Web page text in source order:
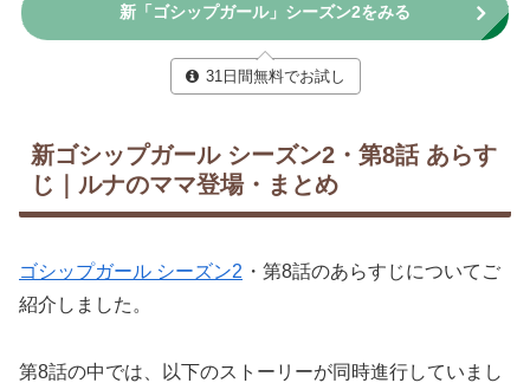
新「ゴシップガール」シーズン2をみる
31日間無料でお試し
新ゴシップガール シーズン2・第8話 あらす
じ｜ルナのママ登場・まとめ
ゴシップガール シーズン2 ・第8話のあらすじについてご
紹介しました。
第8話の中では、以下のストーリーが同時進行していまし